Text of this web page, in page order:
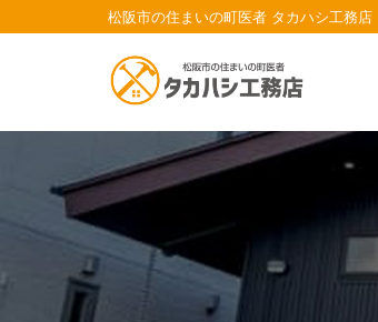
松阪市の住まいの町医者 タカハシ工務店